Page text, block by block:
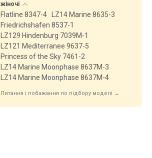
жіночі
Flatline 8347-4
LZ14 Marine 8635-3
Friedrichshafen 8537-1
LZ129 Hindenburg 7039M-1
LZ121 Mediterranee 9637-5
Princess of the Sky 7461-2
LZ14 Marine Moonphase 8637M-3
LZ14 Marine Moonphase 8637M-4
Питання і побажання по підбору моделі →